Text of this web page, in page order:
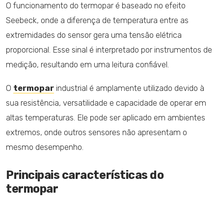
O funcionamento do termopar é baseado no efeito
Seebeck, onde a diferença de temperatura entre as
extremidades do sensor gera uma tensão elétrica
proporcional. Esse sinal é interpretado por instrumentos de
medição, resultando em uma leitura confiável.
O termopar industrial é amplamente utilizado devido à
sua resistência, versatilidade e capacidade de operar em
altas temperaturas. Ele pode ser aplicado em ambientes
extremos, onde outros sensores não apresentam o
mesmo desempenho.
Principais características do
termopar